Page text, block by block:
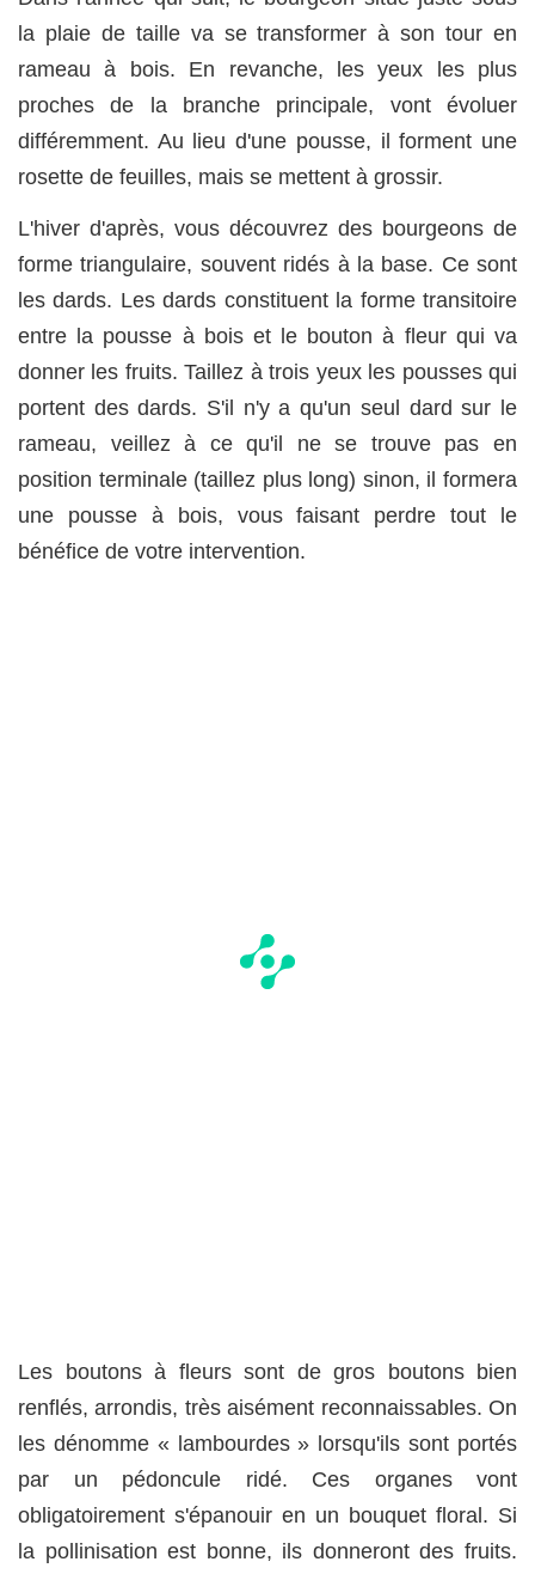
la plaie de taille va se transformer à son tour en
rameau à bois. En revanche, les yeux les plus
proches de la branche principale, vont évoluer
différemment. Au lieu d'une pousse, il forment une
rosette de feuilles, mais se mettent à grossir.
L'hiver d'après, vous découvrez des bourgeons de
forme triangulaire, souvent ridés à la base. Ce sont
les dards. Les dards constituent la forme transitoire
entre la pousse à bois et le bouton à fleur qui va
donner les fruits. Taillez à trois yeux les pousses qui
portent des dards. S'il n'y a qu'un seul dard sur le
rameau, veillez à ce qu'il ne se trouve pas en
position terminale (taillez plus long) sinon, il formera
une pousse à bois, vous faisant perdre tout le
bénéfice de votre intervention.
Les boutons à fleurs sont de gros boutons bien
renflés, arrondis, très aisément reconnaissables. On
les dénomme « lambourdes » lorsqu'ils sont portés
par un pédoncule ridé. Ces organes vont
obligatoirement s'épanouir en un bouquet floral. Si
la pollinisation est bonne, ils donneront des fruits.